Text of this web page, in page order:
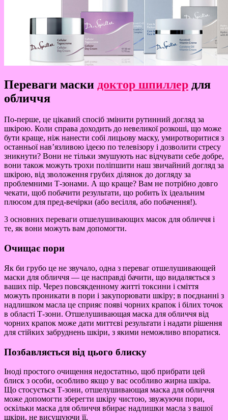
Переваги маски доктор шпиллер для
обличчя
По-перше, це цікавий спосіб змінити рутинний догляд за
шкірою. Коли справа доходить до невеликої розкоші, що може
бути краще, ніж нанести собі лицьову маску, умиротворитися з
останньої нав’язливою ідеєю по телевізору і дозволити стресу
зникнути? Вони не тільки змушують нас відчувати себе добре,
вони також можуть трохи поліпшити наш звичайний догляд за
шкірою, від зволоження грубих ділянок до догляду за
проблемними Т-зонами. А що краще? Вам не потрібно довго
чекати, щоб побачити результати, що робить їх ідеальним
плюсом для пред-вечірки (або весілля, або побачення!).
3 основних переваги отшелушивающих масок для обличчя і
те, як вони можуть вам допомогти.
Очищає пори
Як би грубо це не звучало, одна з переваг отшелушивающей
маски для обличчя — це насправді бачити, що видаляється з
ваших пір. Через повсякденному житті токсини і сміття
можуть проникати в пори і закупорювати шкіру; в поєднанні з
надлишком масла це сприяє появі чорних крапок і білих точок
в області Т-зони. Отшелушивающая маска для обличчя від
чорних крапок може дати миттєві результати і надати рішення
для стійких забруднень шкіри, з якими неможливо впоратися.
Позбавляється від цього блиску
Іноді простого очищення недостатньо, щоб прибрати цей
блиск з особи, особливо якщо у вас особливо жирна шкіра.
Що стосується Т-зони, отшелушивающая маска для обличчя
може допомогти зберегти шкіру чистою, звужуючи пори,
оскільки маска для обличчя вбирає надлишки масла з вашої
шкіри, не висушуючи її.